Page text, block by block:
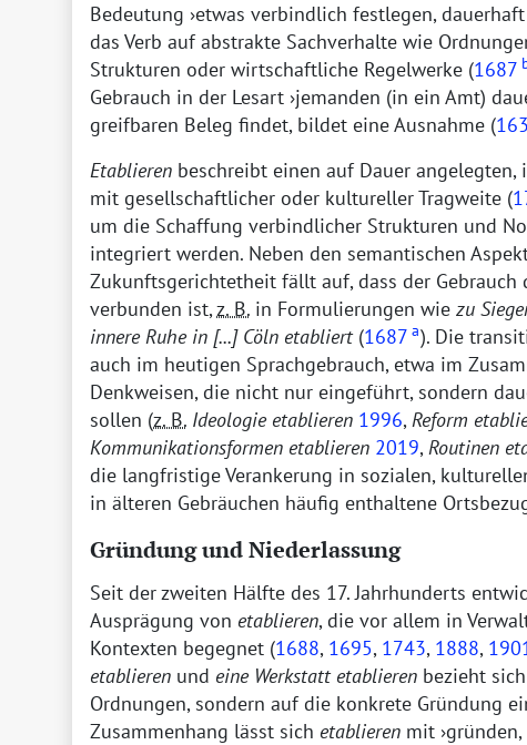
Bedeutung etwas verbindlich festlegen,
das Verb auf abstrakte Sachverhalte wie
Strukturen oder wirtschaftliche Regelwerke (1687
Gebrauch in der Lesart jemanden (in ein Amt)
greifbaren Beleg findet, bildet eine Ausnahme (
Etablieren beschreibt einen auf Dauer
mit gesellschaftlicher oder kultureller Tragweite (
um die Schaffung verbindlicher Strukturen und
integriert werden. Neben den semantischen
Zukunftsgerichtetheit fällt auf, dass der Gebrauch
verbunden ist,z. B. in Formulierungen wie zu
innere Ruhe in [...]Cöln etabliert(1687 a). Die
auch im heutigen Sprachgebrauch, etwa im
Denkweisen, die nicht nur eingeführt, sondern
sollen (z. B. Ideologie etablieren 1996,Reform
Kommunikationsformen etablieren 2019,Routinen
die langfristige Verankerung in sozialen,
in älteren Gebräuchen häufig enthaltene
Gründung und Niederlassung
Seit der zweiten Hälfte des 17. Jahrhunderts
Ausprägung von etablieren, die vor allem in
Kontexten begegnet (1688, 1695, 1743, 1888,
etablieren und eine Werkstatt etablieren bezieht
Ordnungen, sondern auf die konkrete Gründung
Zusammenhang lässt sich etablieren mit